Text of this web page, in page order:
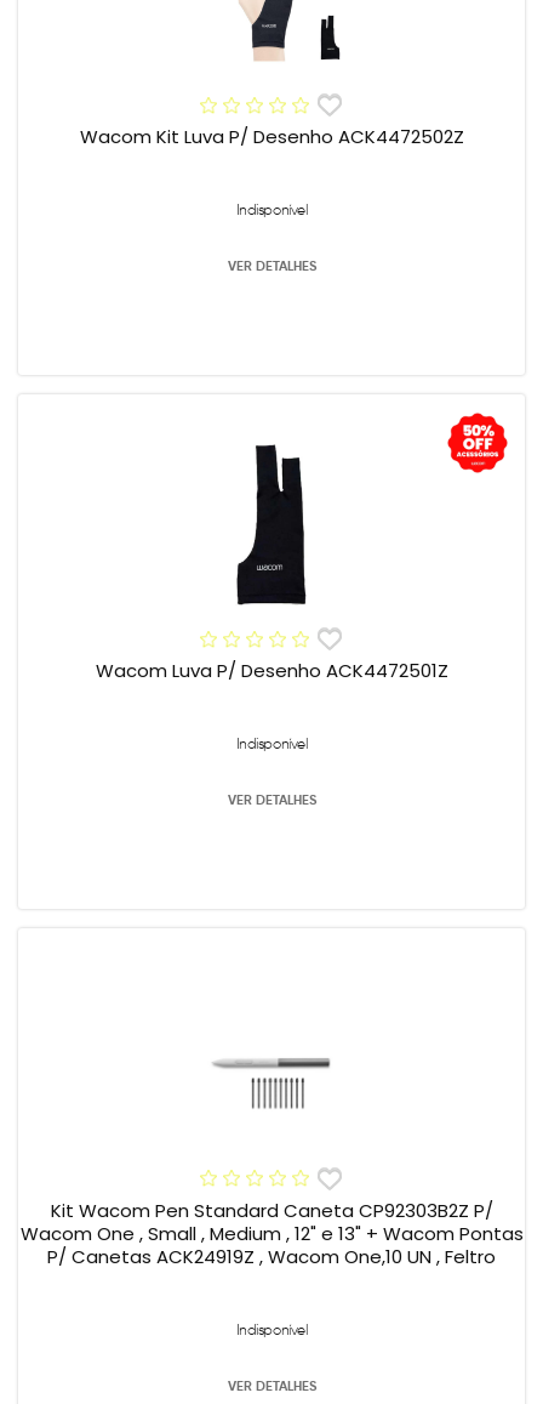
Wacom Kit Luva P/ Desenho ACK4472502Z
Indisponível
VER DETALHES
Wacom Luva P/ Desenho ACK4472501Z
Indisponível
VER DETALHES
Kit Wacom Pen Standard Caneta CP92303B2Z P/
Wacom One , Small , Medium , 12" e 13" + Wacom Pontas
P/ Canetas ACK24919Z , Wacom One,10 UN , Feltro
Indisponível
VER DETALHES